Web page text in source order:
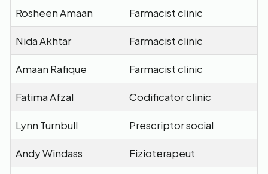
Rosheen Amaan Farmacist clinic
Nida Akhtar Farmacist clinic
Amaan Rafique Farmacist clinic
Fatima Afzal Codificator clinic
Lynn Turnbull Prescriptor social
Andy Windass Fizioterapeut